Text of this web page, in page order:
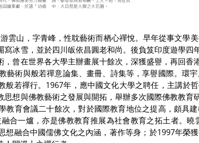
雲山，字青峰，性耽藝術而栖心禪悅。早年從事文
冰雪，並於四川皈依昌圓老和尚。後負笈印度遊學
曾在世界各大學主辦畫展十餘次，深獲盛譽，再回
藝術與般若禪意論集、畫冊、詩集等，享譽國際。
般若禪行。1967年，應中國文化大學之聘任，主講
想與佛教藝術之發展與開拓，舉辦多次國際佛教教
教育會議二十餘次，對於國際教育地位之提高，頗具
合一爐，亦是佛教教育推展為社會教育之拓土者。
想融合中國儒佛文化之內涵，著作等身；於1997年